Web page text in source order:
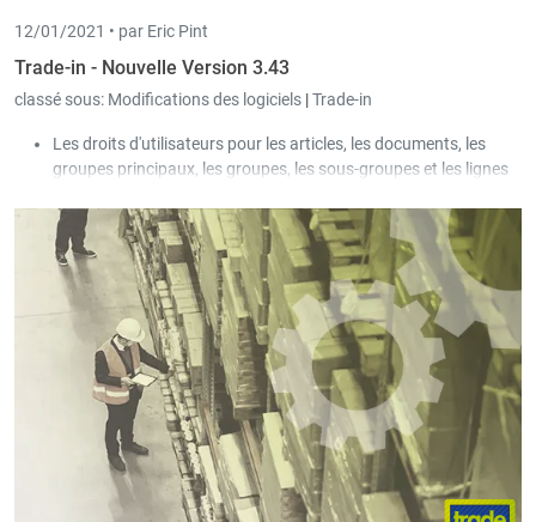
12/01/2021 • par Eric Pint
Trade-in - Nouvelle Version 3.43
classé sous: Modifications des logiciels |Trade-in
Les droits d'utilisateurs pour les articles, les documents, les
groupes principaux, les groupes, les sous-groupes et les lignes
par "groupe d'opérateurs".
Le format des séries automatiques peut être défini en fonction
des besoins du client. Les formats relatifs à l'année ("YYYY",
"YYY", "YY"), au mois ("MM"), au jour ("DD") et au guichet ("N")
ont été créés.